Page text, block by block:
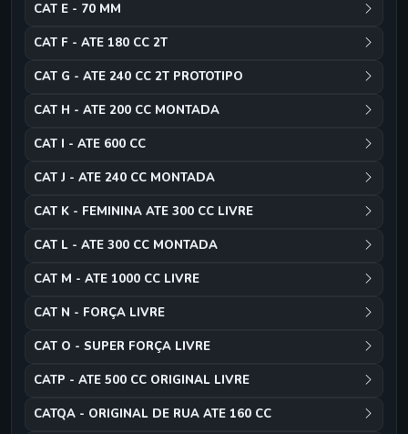
CAT E - 70 MM
CAT F - ATE 180 CC 2T
CAT G - ATE 240 CC 2T PROTOTIPO
CAT H - ATE 200 CC MONTADA
CAT I - ATE 600 CC
CAT J - ATE 240 CC MONTADA
CAT K - FEMININA ATE 300 CC LIVRE
CAT L - ATE 300 CC MONTADA
CAT M - ATE 1000 CC LIVRE
CAT N - FORÇA LIVRE
CAT O - SUPER FORÇA LIVRE
CATP - ATE 500 CC ORIGINAL LIVRE
CATQA - ORIGINAL DE RUA ATE 160 CC